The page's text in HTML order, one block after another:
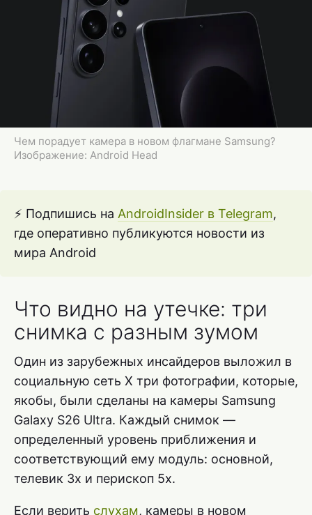
Чем порадует камера в новом флагмане Samsung?
Изображение: Android Head
⚡️ Подпишись на AndroidInsider в Telegram,
где оперативно публикуются новости из
мира Android
Что видно на утечке: три
снимка с разным зумом
Один из зарубежных инсайдеров выложил в
социальную сеть X три фотографии, которые,
якобы, были сделаны на камеры Samsung
Galaxy S26 Ultra. Каждый снимок —
определенный уровень приближения и
соответствующий ему модуль: основной,
телевик 3x и перископ 5x.
Если верить слухам, камеры в новом